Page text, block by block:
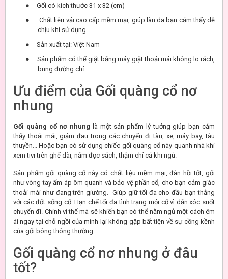
●
Gối có kích thước 31 x 32 (cm)
●
Chất liệu vải cao cấp mềm mại, giúp làn da bạn cảm thấy dễ
chịu khi sử dụng.
●
Sản xuất tại: Việt Nam
●
Sản phẩm có thể giặt bằng máy giặt thoải mái không lo rách,
bung đường chỉ.
Ưu điểm của Gối quàng cổ nơ
nhung
Gối quàng cổ nơ nhung là một sản phẩm lý tưởng giúp bạn cảm
thấy thoải mái, giảm đau trong các chuyến đi tàu, xe, máy bay, tàu
thuyền... Hoặc bạn có sử dụng chiếc gối quàng cổ này quanh nhà khi
xem tivi trên ghế dài, nằm đọc sách, thậm chí cả khi ngủ.
Sản phẩm gối quàng cổ này có chất liệu mềm mại, đàn hồi tốt, gối
như vòng tay ấm áp ôm quanh và bảo vệ phần cổ, cho bạn cảm giác
thoải mái như đang trên giường. Giúp giữ tối đa cho đầu bạn thẳng
với các đốt sống cổ. Hạn chế tối đa tình trạng mỏi cổ vì dằn xóc suốt
chuyến đi. Chính vì thế mà sẽ khiến bạn có thể nằm ngủ một cách êm
ái ngay tại chỗ ngồi của mình lại không gặp bất tiện về sự cồng kềnh
của gối bông thông thường.
Gối quàng cổ nơ nhung ở đâu
tốt?